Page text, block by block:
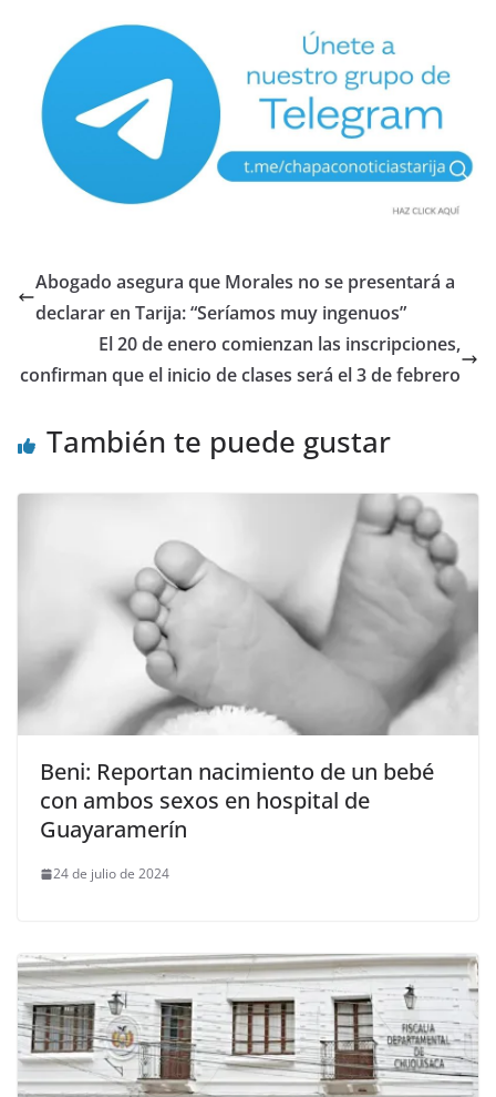
Abogado asegura que Morales no se presentará a
declarar en Tarija: “Seríamos muy ingenuos”
El 20 de enero comienzan las inscripciones,
confirman que el inicio de clases será el 3 de febrero
También te puede gustar
Beni: Reportan nacimiento de un bebé
con ambos sexos en hospital de
Guayaramerín
24 de julio de 2024